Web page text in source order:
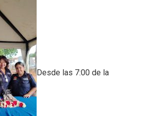
Desde las 7:00 de la